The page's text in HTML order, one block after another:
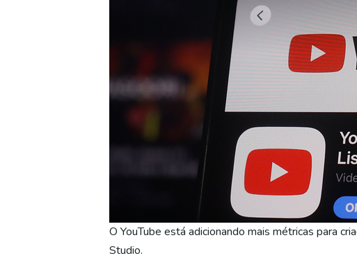
O YouTube está adicionando mais métricas para
Studio.